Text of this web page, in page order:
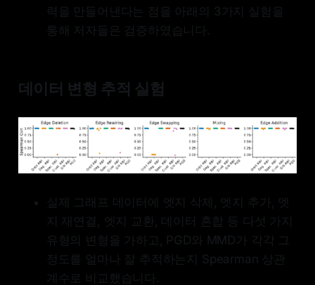
력을 만들어낸다는 점을 아래의 3가지 실험을
통해 저자들은 검증하였습니다.
데이터 변형 추적 실험
실제 그래프 데이터에 엣지 삭제, 엣지 추가, 엣
지 재연결, 엣지 교환, 데이터 혼합 등 다섯 가지
유형의 변형을 가하고, PGD와 MMD가 각각 그
정도를 얼마나 잘 추적하는지 Spearman 상관
계수로 비교했습니다.